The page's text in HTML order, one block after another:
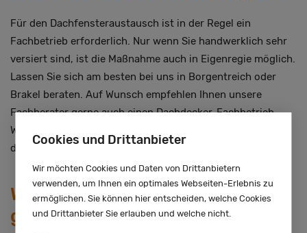
Cookies und Drittanbieter
Wir möchten Cookies und Daten von Drittanbietern
verwenden, um Ihnen ein optimales Webseiten-Erlebnis zu
ermöglichen. Sie können hier entscheiden, welche Cookies
und Drittanbieter Sie erlauben und welche nicht.
Für den Dachfensteraustausch ist in der Regel ein
Fachbetrieb erforderlich. Nur wenn Sie handwerklich sehr
versiert sind, ist die Maßnahme auch in Eigenregie möglich.
Lassen Sie sich am besten bei uns in Borgentreich oder
Brakel beraten. Auf Wunsch empfehlen Ihnen unsere
Fachberater gerne auch einen Dachdecker-Fachbetrieb.
Wenn Sie sich für einen Profi entscheiden, übernimmt
dieser auch die Entsorgung des Bauabfalls.
Wird der Dachfensteraustausch
gefördert?